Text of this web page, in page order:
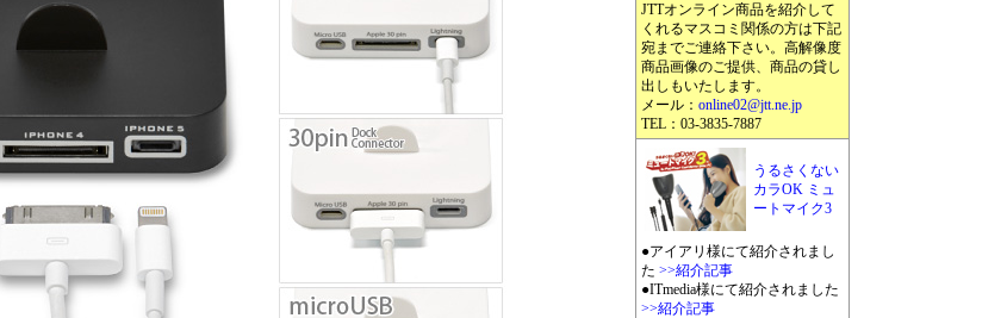
JTTオンライン商品を紹介して
くれるマスコミ関係の方は下記
宛までご連絡下さい。高解像度
商品画像のご提供、商品の貸し
出しもいたします。
メール： online02@jtt.ne.jp
TEL：03-3835-7887
うるさくない
カラOK ミュ
ートマイク3
●アイアリ様にて紹介されまし
た >>紹介記事
●ITmedia様にて紹介されました
>>紹介記事